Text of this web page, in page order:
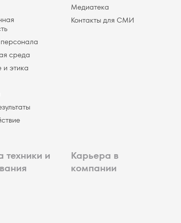
среда
и этика
Медиатека
Контакты для СМИ
и
Карьера в
компании